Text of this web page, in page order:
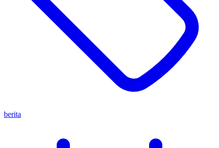
berita